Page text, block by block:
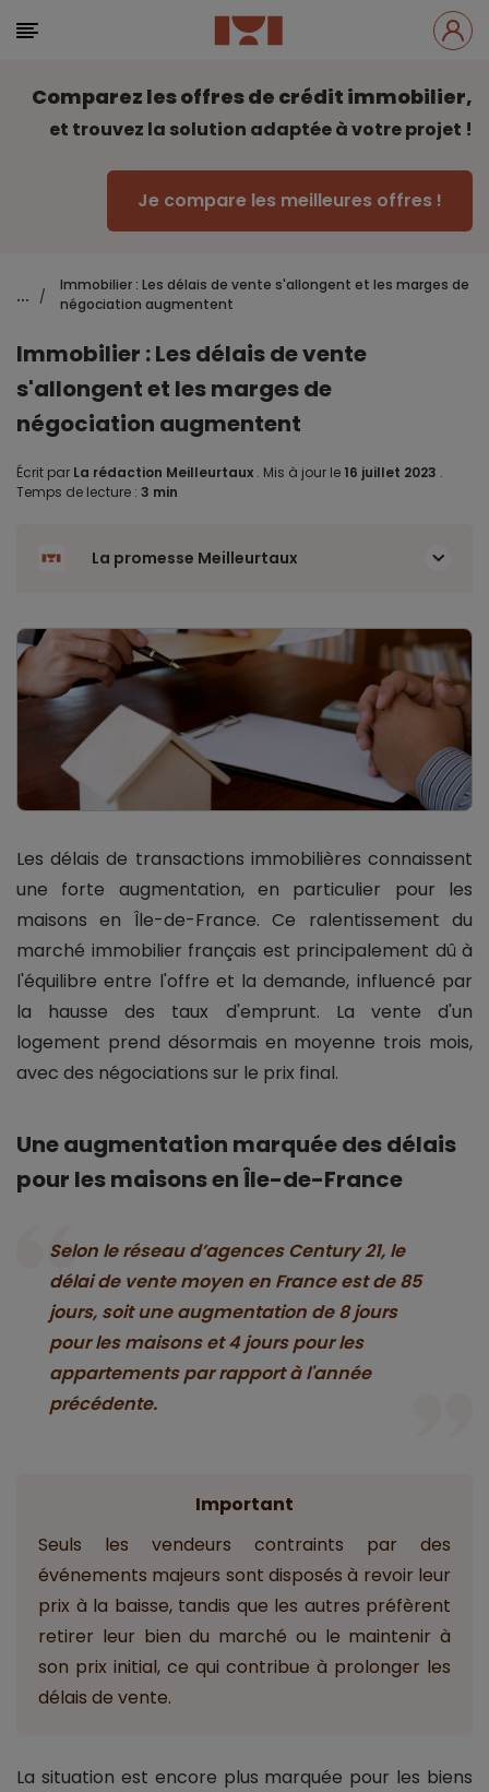
Comparez les offres de crédit immobilier,
et trouvez la solution adaptée à votre projet !
Je compare les meilleures offres !
... /
Immobilier : Les délais de vente s'allongent et les marges de
négociation augmentent
Immobilier : Les délais de vente
s'allongent et les marges de
négociation augmentent
Écrit par La rédaction Meilleurtaux . Mis à jour le 16 juillet 2023 .
Temps de lecture : 3 min
La promesse Meilleurtaux
Les délais de transactions immobilières connaissent
une forte augmentation, en particulier pour les
maisons en Île-de-France. Ce ralentissement du
marché immobilier français est principalement dû à
l'équilibre entre l'offre et la demande, influencé par
la hausse des taux d'emprunt. La vente d'un
logement prend désormais en moyenne trois mois,
avec des négociations sur le prix final.
Une augmentation marquée des délais
pour les maisons en Île-de-France
Selon le réseau d’agences Century 21, le
délai de vente moyen en France est de 85
jours, soit une augmentation de 8 jours
pour les maisons et 4 jours pour les
appartements par rapport à l'année
précédente.
Important
Seuls les vendeurs contraints par des
événements majeurs sont disposés à revoir leur
prix à la baisse, tandis que les autres préfèrent
retirer leur bien du marché ou le maintenir à
son prix initial, ce qui contribue à prolonger les
délais de vente.
La situation est encore plus marquée pour les biens